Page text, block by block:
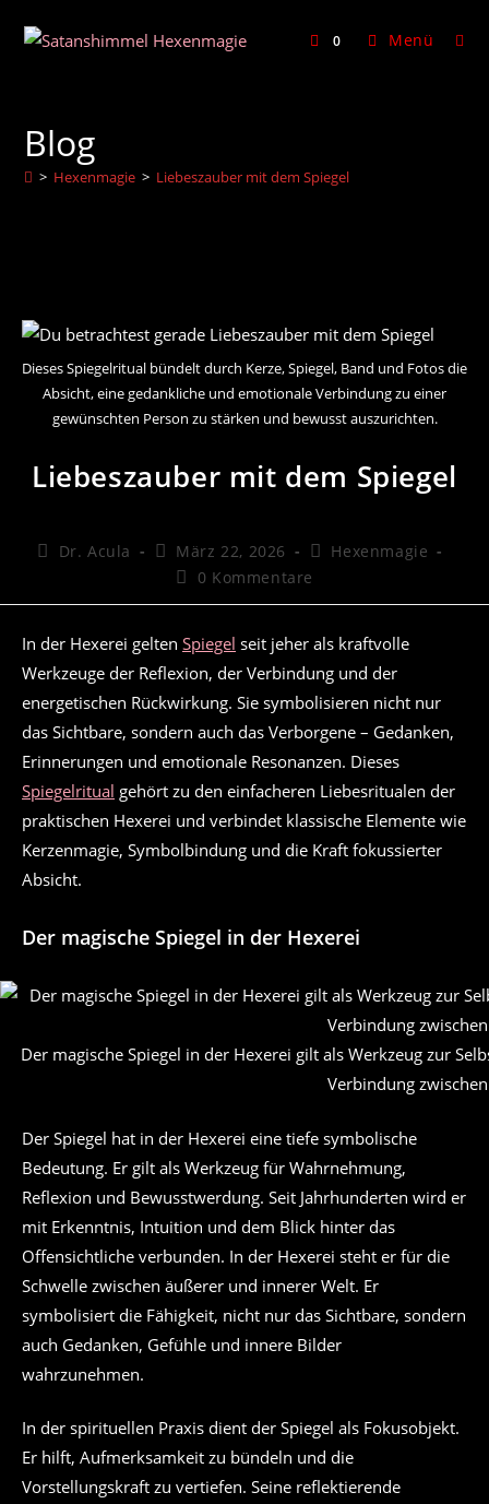
Inhalt
0 Menü
Blog
> Hexenmagie > Liebeszauber mit dem Spiegel
Dieses Spiegelritual bündelt durch Kerze, Spiegel, Band und Fotos die
Absicht, eine gedankliche und emotionale Verbindung zu einer
gewünschten Person zu stärken und bewusst auszurichten.
Liebeszauber mit dem Spiegel
Beitrags-
Dr. Acula
Beitrag
veröffentlicht:
März 22, 2026
Beitrags-
Kategorie:
Hexenmagie
Beitrags-
0 Kommentare
In der Hexerei gelten Spiegel seit jeher als kraftvolle
Werkzeuge der Reflexion, der Verbindung und der
energetischen Rückwirkung. Sie symbolisieren nicht nur
das Sichtbare, sondern auch das Verborgene – Gedanken,
Erinnerungen und emotionale Resonanzen. Dieses
Spiegelritual gehört zu den einfacheren Liebesritualen der
praktischen Hexerei und verbindet klassische Elemente wie
Kerzenmagie, Symbolbindung und die Kraft fokussierter
Absicht.
Der magische Spiegel in der Hexerei
Der magische Spiegel in der Hexerei gilt als Werkzeug zur
Verbindung
Der Spiegel hat in der Hexerei eine tiefe symbolische
Bedeutung. Er gilt als Werkzeug für Wahrnehmung,
Reflexion und Bewusstwerdung. Seit Jahrhunderten wird er
mit Erkenntnis, Intuition und dem Blick hinter das
Offensichtliche verbunden. In der Hexerei steht er für die
Schwelle zwischen äußerer und innerer Welt. Er
symbolisiert die Fähigkeit, nicht nur das Sichtbare, sondern
auch Gedanken, Gefühle und innere Bilder
wahrzunehmen.
In der spirituellen Praxis dient der Spiegel als Fokusobjekt.
Er hilft, Aufmerksamkeit zu bündeln und die
Vorstellungskraft zu vertiefen. Seine reflektierende